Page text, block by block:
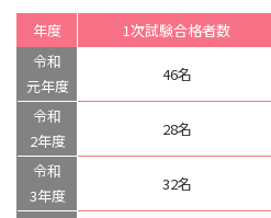
年度 1次試験合格者数
令和
元年度
46名
令和
2年度
28名
令和
3年度
32名